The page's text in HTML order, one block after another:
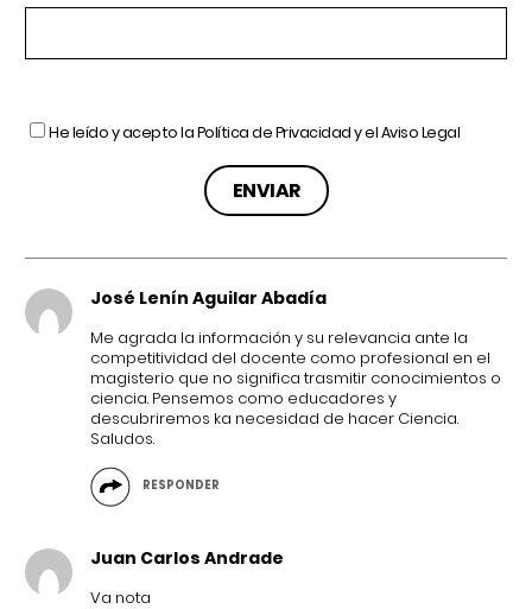
He leído y acepto laPolítica de Privacidady elAviso Legal
José Lenín Aguilar Abadía
Me agrada la información y su relevancia ante la
competitividad del docente como profesional en el
magisterio que no significa trasmitir conocimientos o
ciencia. Pensemos como educadores y
descubriremos ka necesidad de hacer Ciencia.
Saludos.
RESPONDER
Juan Carlos Andrade
Va nota